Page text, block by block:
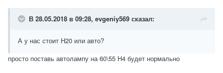
В 28.05.2018 в 09:28, evgeniy569 сказал:
А у нас стоит Н20 или авто?
просто поставь автолампу на 60\55 H4 будет нормально